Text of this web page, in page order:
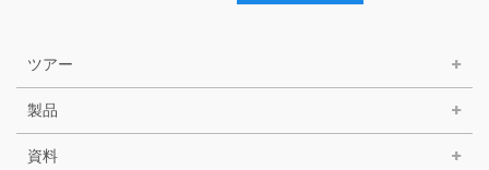
ツアー
製品
資料